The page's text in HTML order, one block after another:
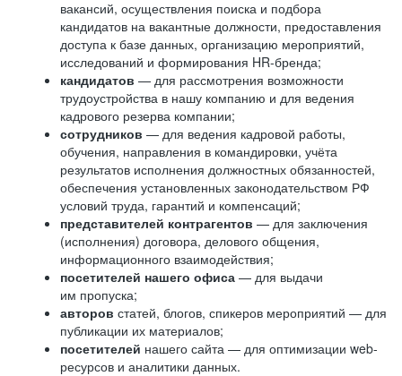
вакансий, осуществления поиска и подбора
кандидатов на вакантные должности, предоставления
доступа к базе данных, организацию мероприятий,
исследований и формирования HR-бренда;
кандидатов — для рассмотрения возможности
трудоустройства в нашу компанию и для ведения
кадрового резерва компании;
сотрудников — для ведения кадровой работы,
обучения, направления в командировки, учёта
результатов исполнения должностных обязанностей,
обеспечения установленных законодательством РФ
условий труда, гарантий и компенсаций;
представителей контрагентов — для заключения
(исполнения) договора, делового общения,
информационного взаимодействия;
посетителей нашего офиса — для выдачи
им пропуска;
авторов статей, блогов, спикеров мероприятий — для
публикации их материалов;
посетителей нашего сайта — для оптимизации web-
ресурсов и аналитики данных.